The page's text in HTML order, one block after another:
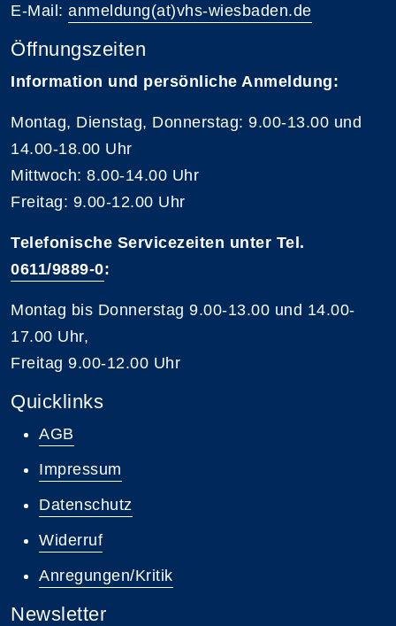
E-Mail: anmeldung(at)vhs-wiesbaden.de
Öffnungszeiten
Information und persönliche Anmeldung:
Montag, Dienstag, Donnerstag: 9.00-13.00 und
14.00-18.00 Uhr
Mittwoch: 8.00-14.00 Uhr
Freitag: 9.00-12.00 Uhr
Telefonische Servicezeiten unter Tel.
0611/9889-0:
Montag bis Donnerstag 9.00-13.00 und 14.00-
17.00 Uhr,
Freitag 9.00-12.00 Uhr
Quicklinks
AGB
Impressum
Datenschutz
Widerruf
Anregungen/Kritik
Newsletter